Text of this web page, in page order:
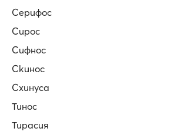
Серифос
Сирос
Сифнос
Скинос
Схинуса
Тинос
Тирасия